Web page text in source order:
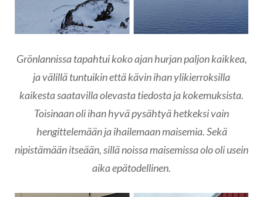
Grönlannissa tapahtui koko ajan hurjan paljon kaikkea,
ja välillä tuntuikin että kävin ihan ylikierroksilla
kaikesta saatavilla olevasta tiedosta ja kokemuksista.
Toisinaan oli ihan hyvä pysähtyä hetkeksi vain
hengittelemään ja ihailemaan maisemia. Sekä
nipistämään itseään, sillä noissa maisemissa olo oli usein
aika epätodellinen.